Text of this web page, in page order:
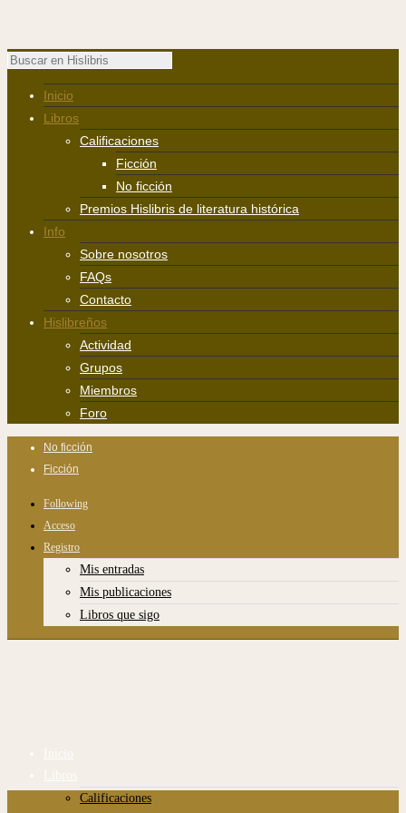
Inicio
Libros
Calificaciones
Ficción
No ficción
Premios Hislibris de literatura histórica
Info
Sobre nosotros
FAQs
Contacto
Hislibreños
Actividad
Grupos
Miembros
Foro
No ficción
Ficción
Following
Acceso
Registro
Mis entradas
Mis publicaciones
Libros que sigo
Inicio
Libros
Calificaciones